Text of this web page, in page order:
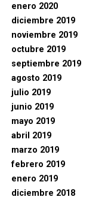
enero 2020
diciembre 2019
noviembre 2019
octubre 2019
septiembre 2019
agosto 2019
julio 2019
junio 2019
mayo 2019
abril 2019
marzo 2019
febrero 2019
enero 2019
diciembre 2018